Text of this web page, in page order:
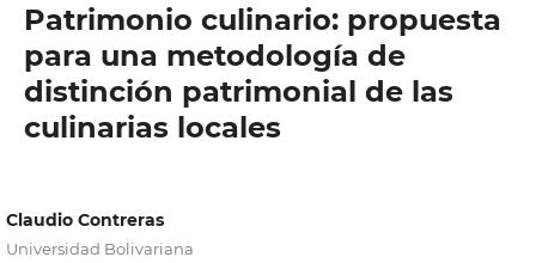
Patrimonio culinario: propuesta
para una metodología de
distinción patrimonial de las
culinarias locales
Claudio Contreras
Universidad Bolivariana